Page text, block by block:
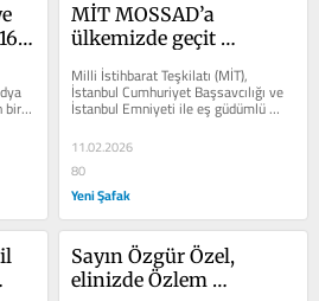
bir
MİT MOSSAD’a
ülkemizde geçit
faaliyeti ile 2 casus daha
yakalandı!
Milli İstihbarat Teşkilatı (MİT),
İstanbul Cumhuriyet Başsavcılığı ve
İstanbul Emniyeti ile eş güdümlü
yürüttüğü operasyon...
11.02.2026
80
Yeni Şafak
Sayın Özgür Özel,
elinizde Özlem